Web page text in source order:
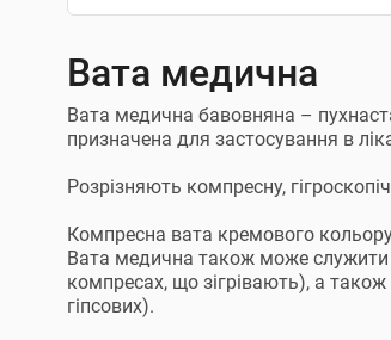
Вата медична
Вата медична бавовняна –
призначена для застосування в
Розрізняють компресну,
Компресна вата кремового
Вата медична також може служити
компресах, що зігрівають), а
гіпсових).